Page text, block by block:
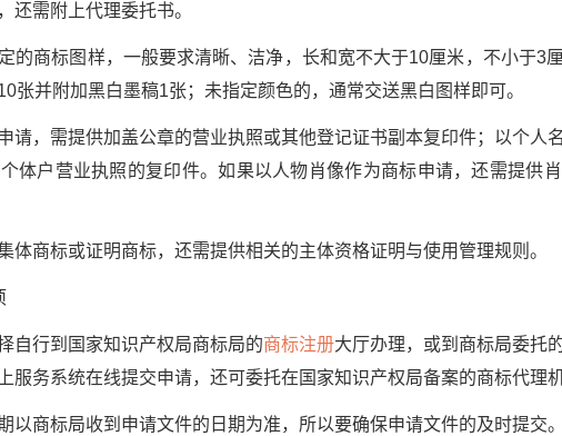
还需附上代理委托书。
商标图样，一般要求清晰、洁净，长和宽不大于10厘米，不小于3
张并附加黑白墨稿1张；未指定颜色的，通常交送黑白图样即可。
，需提供加盖公章的营业执照或其他登记证书副本复印件；以个人
体户营业执照的复印件。如果以人物肖像作为商标申请，还需提供
商标或证明商标，还需提供相关的主体资格证明与使用管理规则。
行到国家知识产权局商标局的商标注册大厅办理，或到商标局委托
服务系统在线提交申请，还可委托在国家知识产权局备案的商标代理机
商标局收到申请文件的日期为准，所以要确保申请文件的及时提交